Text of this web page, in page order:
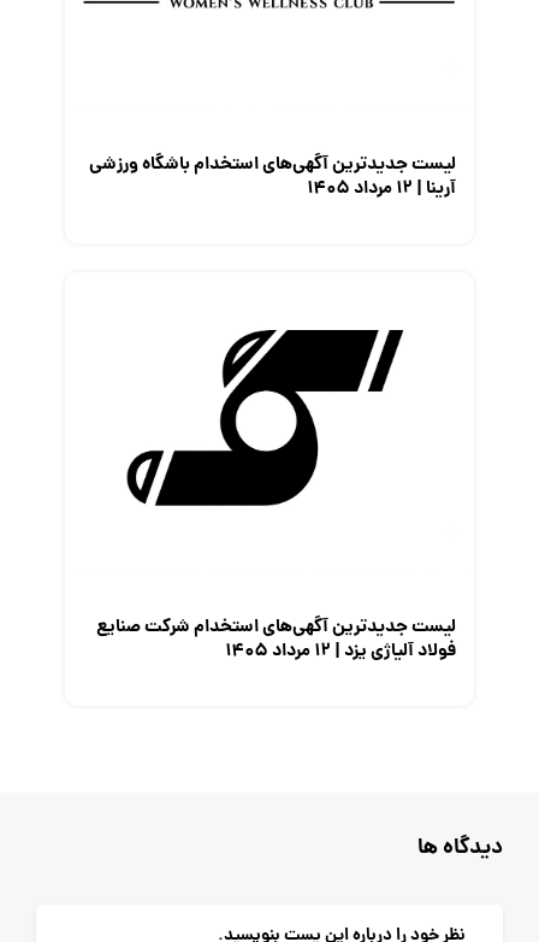
لیست جدیدترین آگهی‌های استخدام باشگاه ورزشی
آرینا | ۱۲ مرداد ۱۴۰۵
لیست جدیدترین آگهی‌های استخدام شرکت صنایع
فولاد آلیاژی یزد | ۱۲ مرداد ۱۴۰۵
دیدگاه ها
نظر خود را درباره این پست بنویسید.